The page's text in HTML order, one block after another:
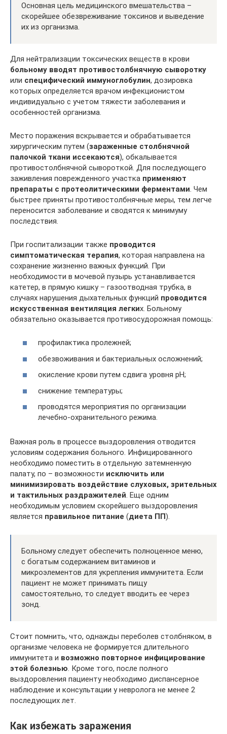
Основная цель медицинского вмешательства –
скорейшее обезвреживание токсинов и выведение
их из организма.
Для нейтрализации токсических веществ в крови
больному вводят противостолбнячную сыворотку
или специфический иммуноглобулин, дозировка
которых определяется врачом инфекционистом
индивидуально с учетом тяжести заболевания и
особенностей организма.
Место поражения вскрывается и обрабатывается
хирургическим путем (зараженные столбнячной
палочкой ткани иссекаются), обкалывается
противостолбнячной сывороткой. Для последующего
заживления поврежденного участка применяют
препараты с протеолитическими ферментами . Чем
быстрее приняты противостолбнячные меры, тем легче
переносится заболевание и сводятся к минимуму
последствия.
При госпитализации также проводится
симптоматическая терапия, которая направлена на
сохранение жизненно важных функций. При
необходимости в мочевой пузырь устанавливается
катетер, в прямую кишку – газоотводная трубка, в
случаях нарушения дыхательных функций проводится
искусственная вентиляция легких. Больному
обязательно оказывается противосудорожная помощь:
профилактика пролежней;
обезвоживания и бактериальных осложнений;
окисление крови путем сдвига уровня рН;
снижение температуры;
проводятся мероприятия по организации
лечебно-охранительного режима.
Важная роль в процессе выздоровления отводится
условиям содержания больного. Инфицированного
необходимо поместить в отдельную затемненную
палату, по – возможности исключить или
минимизировать воздействие слуховых, зрительных
и тактильных раздражителей. Еще одним
необходимым условием скорейшего выздоровления
является правильное питание (диета ПП).
Больному следует обеспечить полноценное меню,
с богатым содержанием витаминов и
микроэлементов для укрепления иммунитета. Если
пациент не может принимать пищу
самостоятельно, то следует вводить ее через
зонд.
Стоит помнить, что, однажды переболев столбняком, в
организме человека не формируется длительного
иммунитета и возможно повторное инфицирование
этой болезнью. Кроме того, после полного
выздоровления пациенту необходимо диспансерное
наблюдение и консультации у невролога не менее 2
последующих лет.
Как избежать заражения